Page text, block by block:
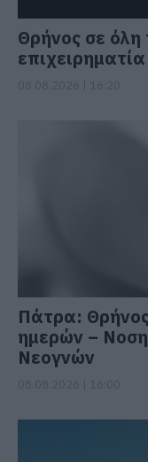
Θρήνος σε όλη
Πάτρα:
ημερών –
Νεογνών